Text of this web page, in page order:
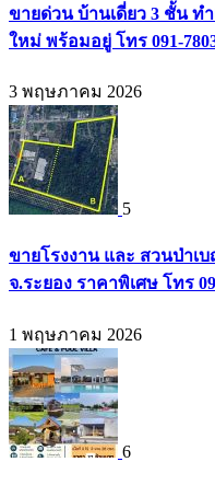
ขายด่วน บ้านเดี่ยว 3 ชั้น ท
ใหม่ พร้อมอยู่ โทร 091-
3 พฤษภาคม 2026
5
ขายโรงงาน และ สวนป่าเ
จ.ระยอง ราคาพิเศษ โทร
1 พฤษภาคม 2026
6